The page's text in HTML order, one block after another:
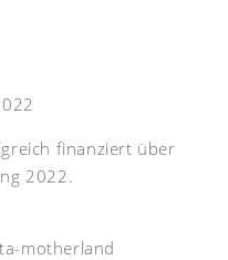
finanziert über
2022.
motherland